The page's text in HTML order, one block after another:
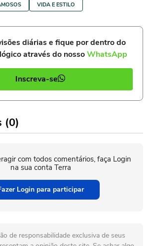
VIDA E ESTILO
diárias e fique por dentro do
através do nossoWhatsApp
Inscreva-se
(0)
com todos comentários, faça Login
na sua conta Terra
Login para participar
de responsabilidade exclusiva de seus